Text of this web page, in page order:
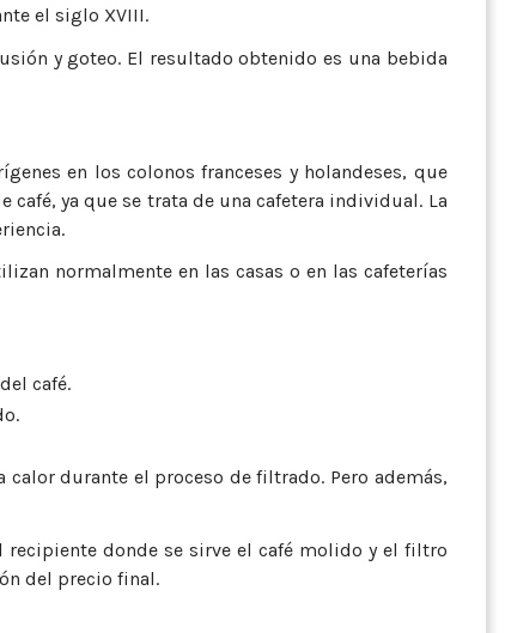
el siglo XVIII.
y goteo. El resultado obtenido es una bebida
en los colonos franceses y holandeses, que
ya que se trata de una cafetera individual. La
normalmente en las casas o en las cafeterías
café.
durante el proceso de filtrado. Pero además,
recipiente donde se sirve el café molido y el filtro
del precio final.